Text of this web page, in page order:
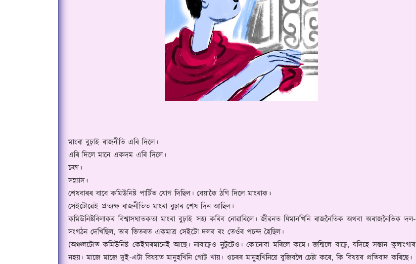
মাংৰা বুঢ়াই ৰাজনীতি এৰি দিলে।
এৰি দিলে মানে একদম এৰি দিলে।
চফা।
সন্ন্যাস।
শেষবাৰৰ বাবে কমিউনিষ্ট পাৰ্টিত যোগ দিছিল। বেয়াকৈ ঠগি দিলে মাংৰাক।
সেইটোৱেই প্ৰত্যক্ষ ৰাজনীতিত মাংৰা বুঢ়াৰ শেষ দিন আছিল।
কমিউনিষ্টবিলাকৰ বিশ্বাসঘাতকতা মাংৰা বুঢ়াই সহ্য কৰিব নোৱাৰিলে। জীৱনত যিমানখিনি ৰাজনৈতিক অথবা অৰাজনৈতিক দল-
সংগঠন দেখিছিল,তাৰ ভিতৰত একমাত্ৰ সেইটো দলৰ ৰং তেওঁৰ পচন্দ হৈছিল।
(অঞ্চলটোত কমিউনিষ্ট কেইঘৰমানেই আছে। নাবাঢ়েও নুটুটেও। কোনোবা মৰিলে কমে। জন্মিলে বাঢ়ে,যদিহে সন্তান কুলাংগাৰ
নহয়। মাজে মাজে দুই-এটা বিষয়ত মানুহখিনি গোট খায়। ওচৰৰ মানুহখিনিয়ে বুজিবলৈ চেষ্টা কৰে,কি বিষয়ৰ প্ৰতিবাদ কৰিছে।